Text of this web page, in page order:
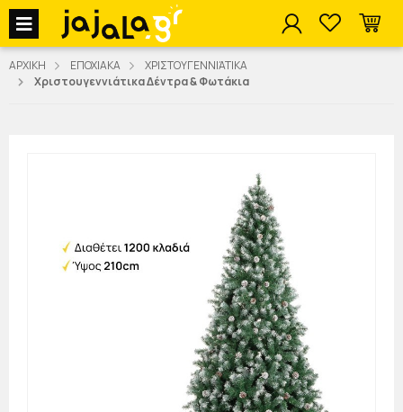
jajala Menu
ΑΡΧΙΚΗ ΕΠΟΧΙΑΚΑ
ΧΡΙΣΤΟΥΓΕΝΝΙΆΤΙΚΑ
Χριστουγεννιάτικα Δέντρα & Φωτάκια